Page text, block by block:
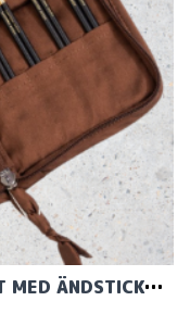
LANTERN MOON HERITAGE - SET MED ÄNDSTICKOR (5 PAR, 10 CM)